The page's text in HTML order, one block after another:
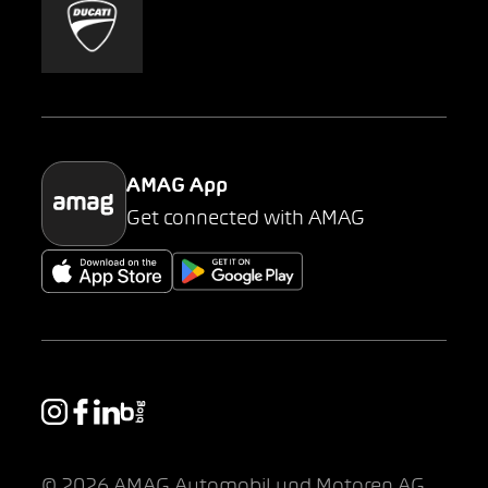
Mobility-as-a-Service
Parking
AMAG App
Get connected with AMAG